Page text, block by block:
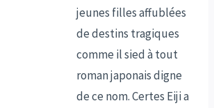
jeunes filles affublées
de destins tragiques
comme il sied à tout
roman japonais digne
de ce nom. Certes Eiji a